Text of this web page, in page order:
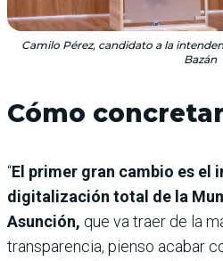
Camilo Pérez, candidato a la
Bazán
Cómo
“El primer gran cambio es el
digitalización total de la
Asunción, que va traer de la
transparencia, pienso acabar